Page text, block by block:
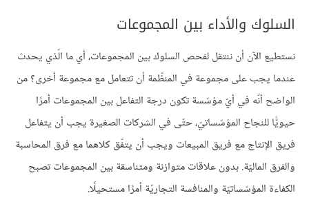
السلوك والأداء بين المجموعات
نستطيع الآن أن ننتقل لفحص السلوك بين المجموعات، أي ما الّذي يحدث
عندما يجب على مجموعة في المنظّمة أن تتعامل مع مجموعة أخرى؟ من
الواضح أنّه في أيّ مؤسّسة تكون درجة التفاعل بين المجموعات أمرًا
حيويًّا للنجاح المؤسّساتيّ، حتّى في الشركات الصغيرة يجب أن يتفاعل
فريق الإنتاج مع فريق المبيعات ويجب أن يتفّق كلاهما مع فرق المحاسبة
والفرق الماليّة. بدون علاقات متوازنة ومتناسقة بين المجموعات تصبح
الكفاءة المؤسّساتيّة والمنافسة التجاريّة أمرًا مستحيلًا.